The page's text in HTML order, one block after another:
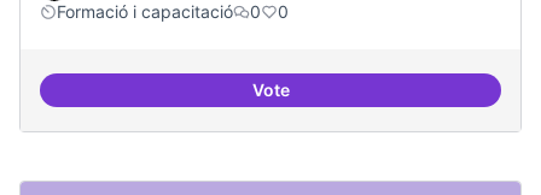
Formació i capacitació
0 0
VoteTallers de col·laboració